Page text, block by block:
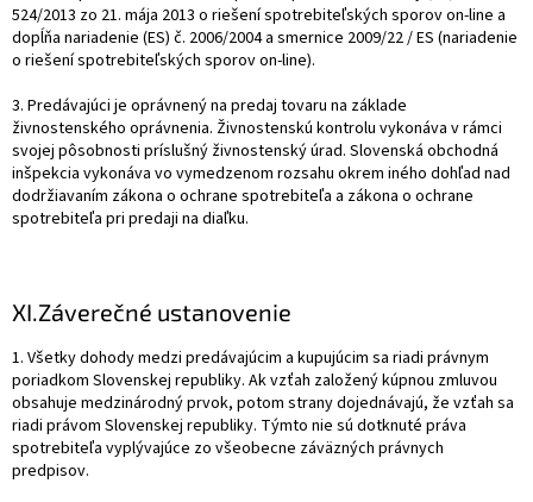
524/2013 zo 21. mája 2013 o riešení spotrebiteľských sporov on-line a
dopĺňa nariadenie (ES) č. 2006/2004 a smernice 2009/22 / ES (nariadenie
o riešení spotrebiteľských sporov on-line).
3. Predávajúci je oprávnený na predaj tovaru na základe
živnostenského oprávnenia. Živnostenskú kontrolu vykonáva v rámci
svojej pôsobnosti príslušný živnostenský úrad. Slovenská obchodná
inšpekcia vykonáva vo vymedzenom rozsahu okrem iného dohľad nad
dodržiavaním zákona o ochrane spotrebiteľa a zákona o ochrane
spotrebiteľa pri predaji na diaľku.
XI.Záverečné ustanovenie
1. Všetky dohody medzi predávajúcim a kupujúcim sa riadi právnym
poriadkom Slovenskej republiky. Ak vzťah založený kúpnou zmluvou
obsahuje medzinárodný prvok, potom strany dojednávajú, že vzťah sa
riadi právom Slovenskej republiky. Týmto nie sú dotknuté práva
spotrebiteľa vyplývajúce zo všeobecne záväzných právnych
predpisov.